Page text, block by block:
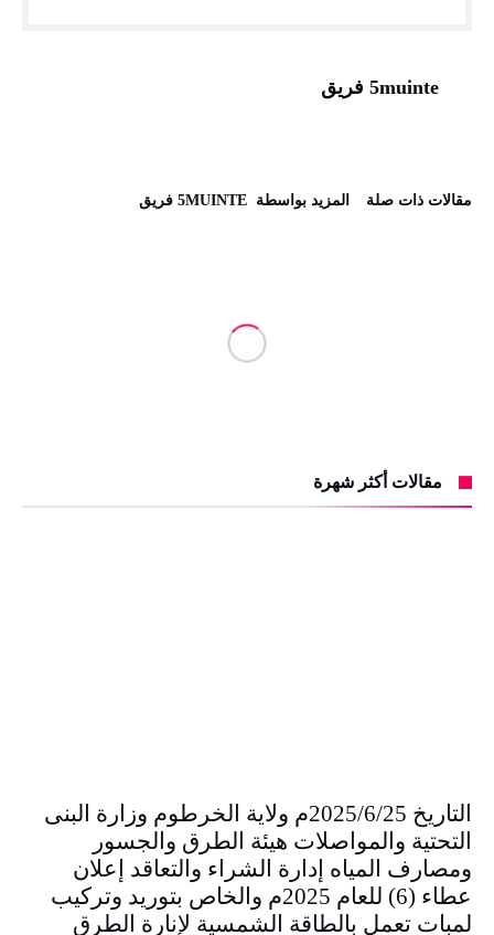
5muinte فريق
‫مقالات ذات صلة‬ ‫‫المزيد بواسطة‬ ‬ 5MUINTE فريق
مقالات أكثر شهرة
التاريخ 2025/6/25م ولاية الخرطوم وزارة البنى
التحتية والمواصلات هيئة الطرق والجسور
ومصارف المياه إدارة الشراء والتعاقد إعلان
عطاء (6) للعام 2025م والخاص بتوريد وتركيب
لمبات تعمل بالطاقة الشمسية لإنارة الطرق